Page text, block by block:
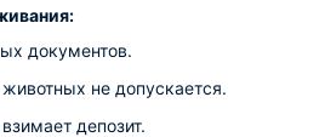
документов.
не допускается.
депозит.